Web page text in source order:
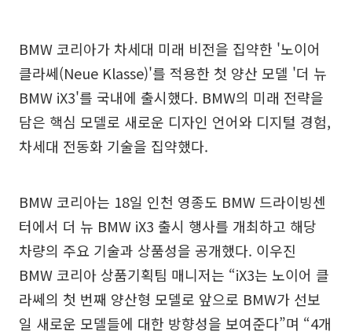
BMW 코리아가 차세대 미래 비전을 집약한 '노이어
클라쎄(Neue Klasse)'를 적용한 첫 양산 모델 '더 뉴
BMW iX3'를 국내에 출시했다. BMW의 미래 전략을
담은 핵심 모델로 새로운 디자인 언어와 디지털 경험,
차세대 전동화 기술을 집약했다.
BMW 코리아는 18일 인천 영종도 BMW 드라이빙센
터에서 더 뉴 BMW iX3 출시 행사를 개최하고 해당
차량의 주요 기술과 상품성을 공개했다. 이우진
BMW 코리아 상품기획팀 매니저는 “iX3는 노이어 클
라쎄의 첫 번째 양산형 모델로 앞으로 BMW가 선보
일 새로운 모델들에 대한 방향성을 보여준다”며 “4개